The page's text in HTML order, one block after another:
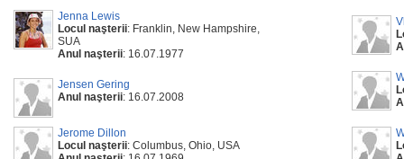
Jenna Lewis
Locul naşterii: Franklin, New Hampshire,
SUA
Anul naşterii: 16.07.1977
Jensen Gering
Anul naşterii: 16.07.2008
Jerome Dillon
Locul naşterii: Columbus, Ohio, USA